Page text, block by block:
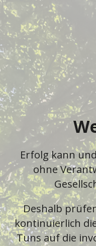
Erfolg kann
ohne
Deshalb
kontinuierlich
Tuns auf die